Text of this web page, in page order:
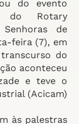
do evento
do Rotary
de
feira (7), em
do
aconteceu
e teve o
(Acicam)
às palestras